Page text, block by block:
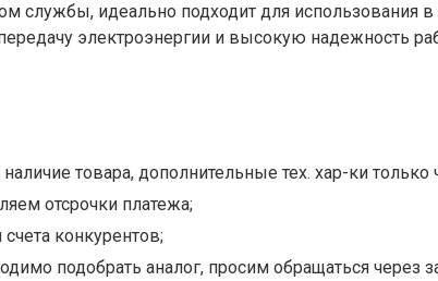
службы, идеально подходит для использования
электроэнергии и высокую надежность
товара, дополнительные тех. хар-ки только
отсрочки платежа;
конкурентов;
подобрать аналог, просим обращаться через